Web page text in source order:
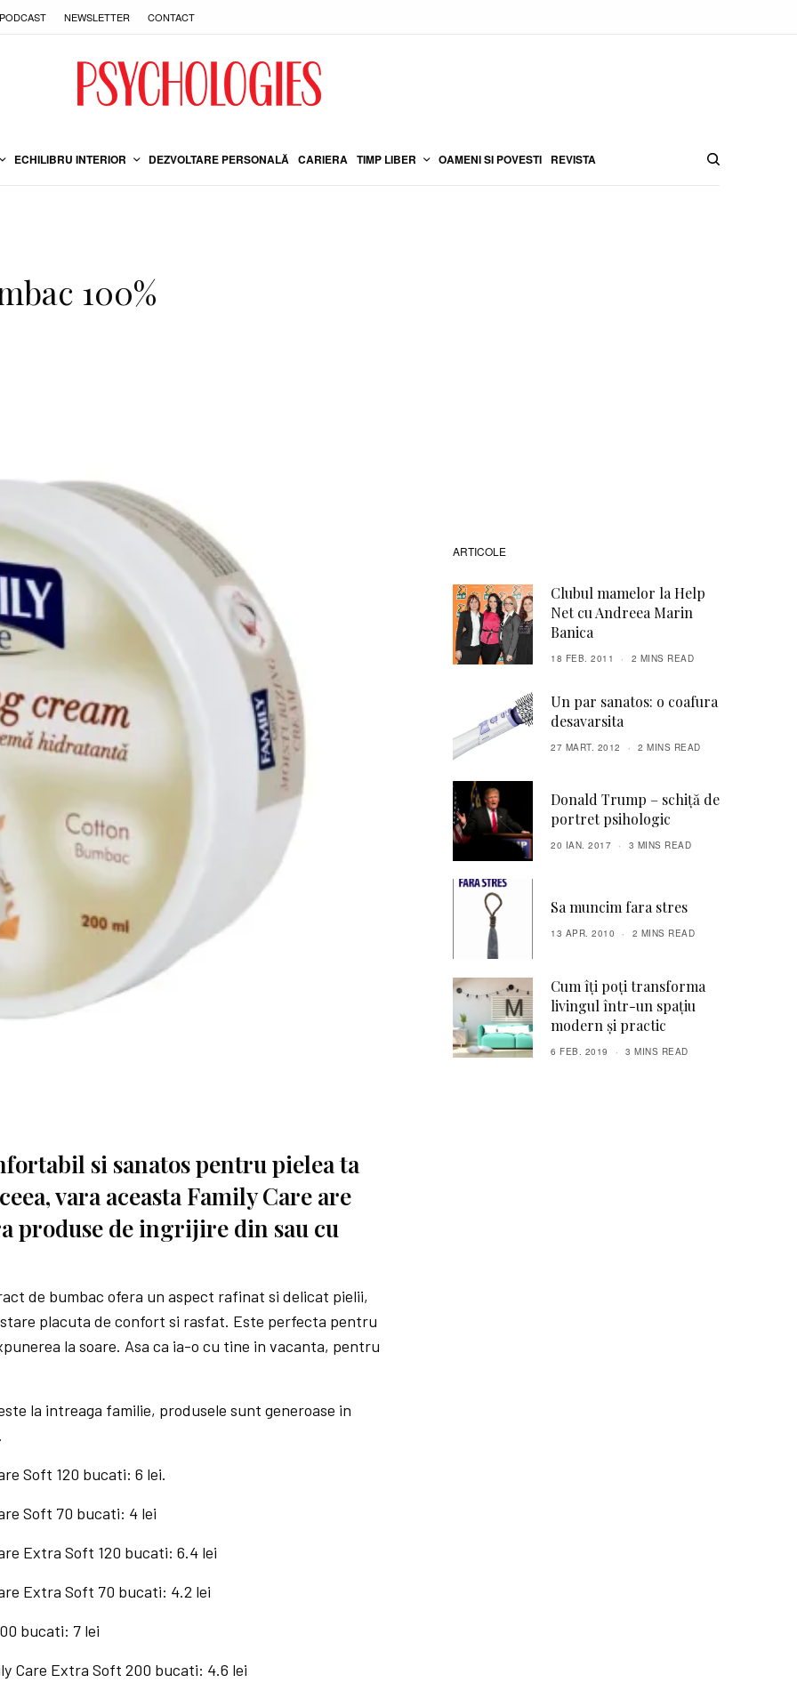
PODCAST NEWSLETTER CONTACT
ECHILIBRU INTERIOR DEZVOLTARE PERSONALĂ CARIERA TIMP LIBER OAMENI SI POVESTI REVISTA
100%
si sanatos pentru pielea ta
vara aceasta Family Care are
produse de ingrijire din sau cu
de bumbac ofera un aspect rafinat si delicat pielii,
placuta de confort si rasfat. Este perfecta pentru
la soare. Asa ca ia-o cu tine in vacanta, pentru
la intreaga familie, produsele sunt generoase in
Soft 120 bucati: 6 lei.
Soft 70 bucati: 4 lei
Extra Soft 120 bucati: 6.4 lei
Extra Soft 70 bucati: 4.2 lei
bucati: 7 lei
Care Extra Soft 200 bucati: 4.6 lei
ARTICOLE
Clubul mamelor la Help
Net cu Andreea Marin
Banica
18 FEB. 2011 2 MINS READ
Un par sanatos: o coafura
desavarsita
27 MART. 2012 2 MINS READ
Donald Trump – schiță de
portret psihologic
20 IAN. 2017 3 MINS READ
Sa muncim fara stres
13 APR. 2010 2 MINS READ
Cum îți poți transforma
livingul într-un spațiu
modern și practic
6 FEB. 2019 3 MINS READ